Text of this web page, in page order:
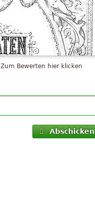
Zum Bewerten hier klicken
Abschicken